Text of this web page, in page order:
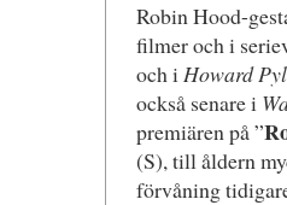
Robin Hood-
filmer och i
och iHoward
också senare i
premiären på ”
(S), till åldern
förvåning